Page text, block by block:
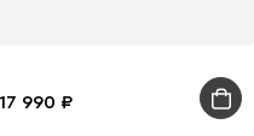
17 990